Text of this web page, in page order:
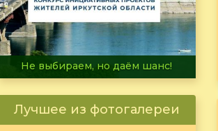
В огне не горит, в воде не тонет
Лучшее из фотогалереи